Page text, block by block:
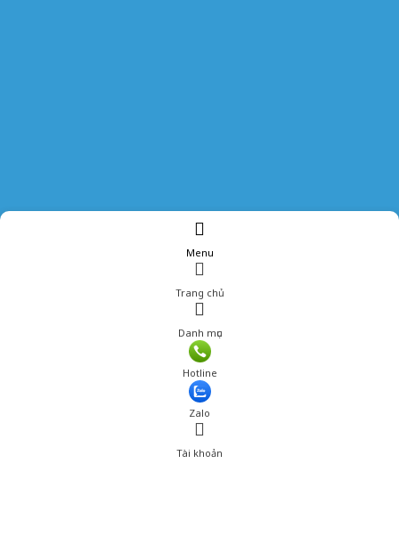
Menu
Trang chủ
Danh mục
Hotline
Zalo
Tài khoản